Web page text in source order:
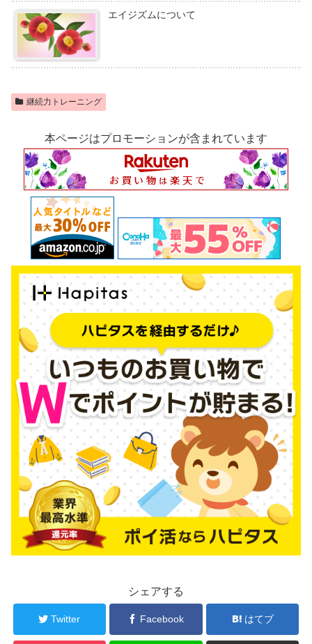
エイジズムについて
継続力トレーニング
本ページはプロモーションが含まれています
シェアする
Twitter Facebook はてブ